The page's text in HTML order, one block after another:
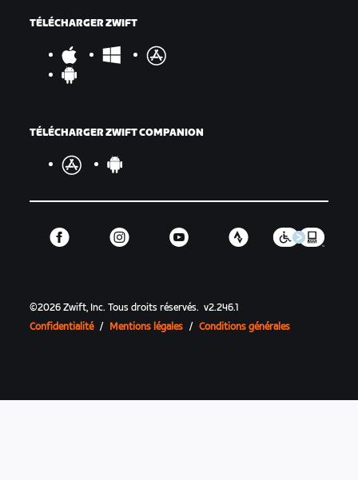
TÉLÉCHARGER ZWIFT
TÉLÉCHARGER ZWIFT COMPANION
©2026 Zwift, Inc.Tous droits réservés. v2.246.1
Confidentialité / Mentions légales / Conditions générales